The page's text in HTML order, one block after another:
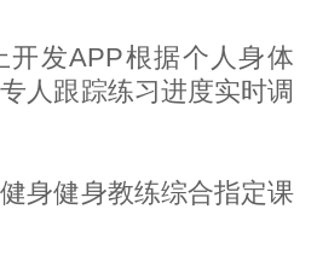
开发APP根据个人身体
人跟踪练习进度实时调
身健身教练综合指定课